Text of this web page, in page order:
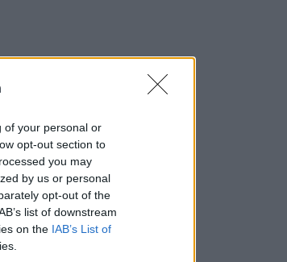
of your personal or
opt-out section to
you may
by us or personal
opt-out of the
list of downstream
on the IAB’s List of